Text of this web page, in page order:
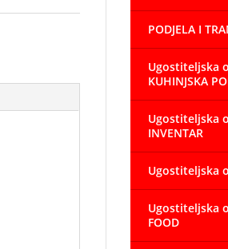
PODJELA I
Ugostiteljska
KUHINJSKA
Ugostiteljska
INVENTAR
Ugostiteljska
Ugostiteljska
FOOD